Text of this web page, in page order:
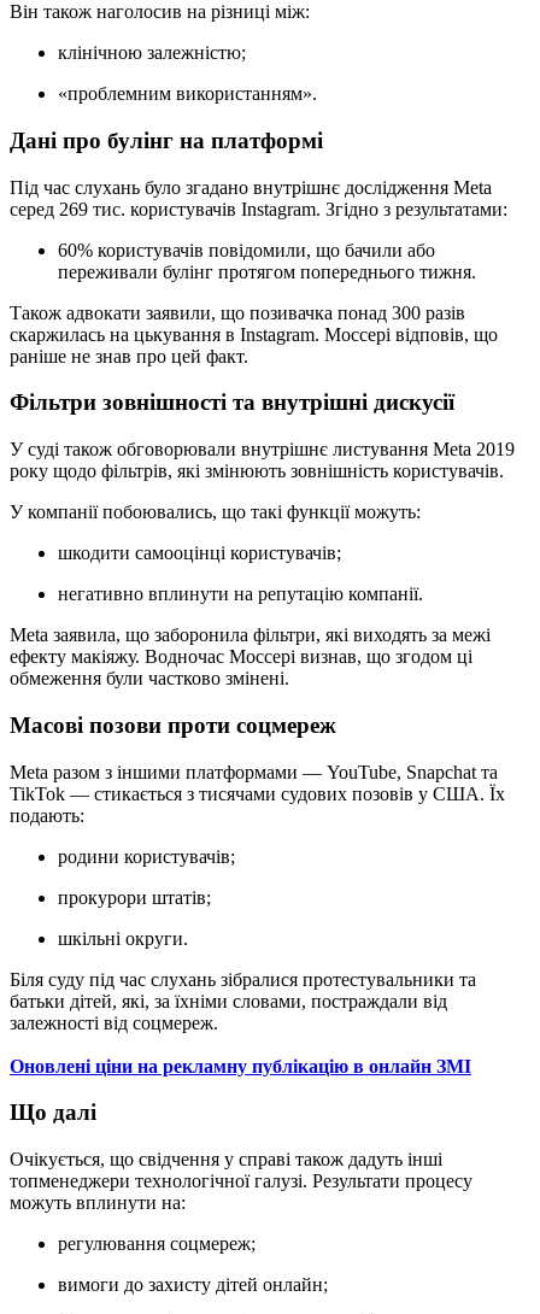
Він також наголосив на різниці між:
клінічною залежністю;
«проблемним використанням».
Дані про булінг на платформі
Під час слухань було згадано внутрішнє дослідження Meta
серед 269 тис. користувачів Instagram. Згідно з результатами:
60% користувачів повідомили, що бачили або
переживали булінг протягом попереднього тижня.
Також адвокати заявили, що позивачка понад 300 разів
скаржилась на цькування в Instagram. Моссері відповів, що
раніше не знав про цей факт.
Фільтри зовнішності та внутрішні дискусії
У суді також обговорювали внутрішнє листування Meta 2019
року щодо фільтрів, які змінюють зовнішність користувачів.
У компанії побоювались, що такі функції можуть:
шкодити самооцінці користувачів;
негативно вплинути на репутацію компанії.
Meta заявила, що заборонила фільтри, які виходять за межі
ефекту макіяжу. Водночас Моссері визнав, що згодом ці
обмеження були частково змінені.
Масові позови проти соцмереж
Meta разом з іншими платформами — YouTube, Snapchat та
TikTok — стикається з тисячами судових позовів у США. Їх
подають:
родини користувачів;
прокурори штатів;
шкільні округи.
Біля суду під час слухань зібралися протестувальники та
батьки дітей, які, за їхніми словами, постраждали від
залежності від соцмереж.
Оновлені ціни на рекламну публікацію в онлайн ЗМІ
Що далі
Очікується, що свідчення у справі також дадуть інші
топменеджери технологічної галузі. Результати процесу
можуть вплинути на:
регулювання соцмереж;
вимоги до захисту дітей онлайн;